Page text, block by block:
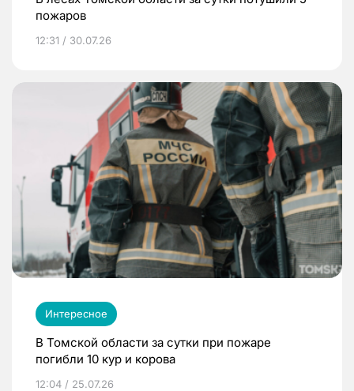
пожаров
12:31 / 30.07.26
Интересное
В Томской области за сутки при пожаре
погибли 10 кур и корова
12:04 / 25.07.26